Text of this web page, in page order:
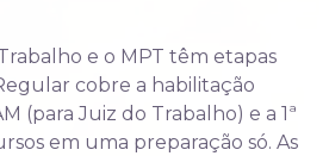
e o MPT têm etapas
cobre a habilitação
(para Juiz do Trabalho) e a 1ª
em uma preparação só. As